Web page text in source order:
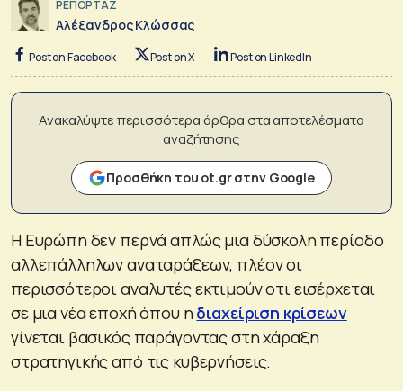
ΡΕΠΟΡΤΑΖ
Αλέξανδρος Κλώσσας
Post on Facebook Post on X Post on LinkedIn
Ανακαλύψτε περισσότερα άρθρα στα αποτελέσματα
αναζήτησης
Προσθήκη του ot.gr στην Google
Η Ευρώπη δεν περνά απλώς μια δύσκολη περίοδο
αλλεπάλληλων αναταράξεων, πλέον οι
περισσότεροι αναλυτές εκτιμούν οτι εισέρχεται
σε μια νέα εποχή όπου ηδιαχείριση κρίσεων
γίνεται βασικός παράγοντας στη χάραξη
στρατηγικής από τις κυβερνήσεις.